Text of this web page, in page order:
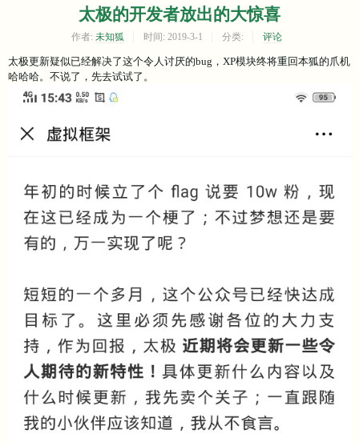
太极的开发者放出的大惊喜
作者: 未知狐 时间: 2019-3-1 分类: 评论
太极更新疑似已经解决了这个令人讨厌的bug，XP模块终将重回本狐的爪机
哈哈哈。不说了，先去试试了。